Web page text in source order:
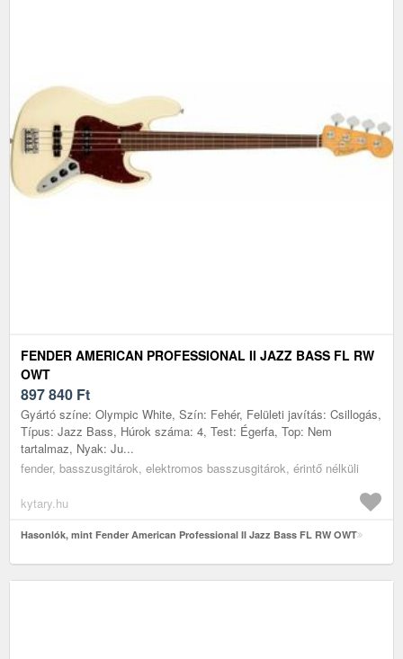
FENDER AMERICAN PROFESSIONAL II JAZZ BASS FL RW
OWT
897 840 Ft
Gyártó színe: Olympic White, Szín: Fehér, Felületi javítás: Csillogás,
Típus: Jazz Bass, Húrok száma: 4, Test: Égerfa, Top: Nem
tartalmaz, Nyak: Ju...
fender, basszusgitárok, elektromos basszusgitárok, érintő nélküli
kytary.hu
Hasonlók, mint Fender American Professional II Jazz Bass FL RW OWT